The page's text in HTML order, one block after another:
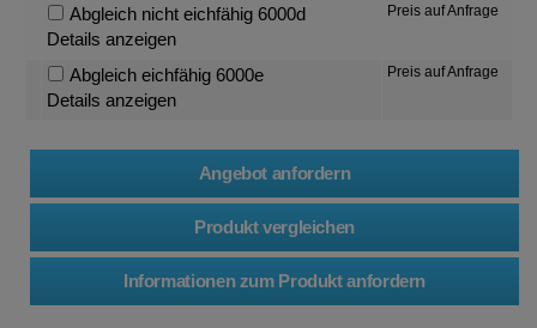
Abgleich nicht eichfähig 6000d
Details anzeigen
Preis auf Anfrage
Abgleich eichfähig 6000e
Details anzeigen
Preis auf Anfrage